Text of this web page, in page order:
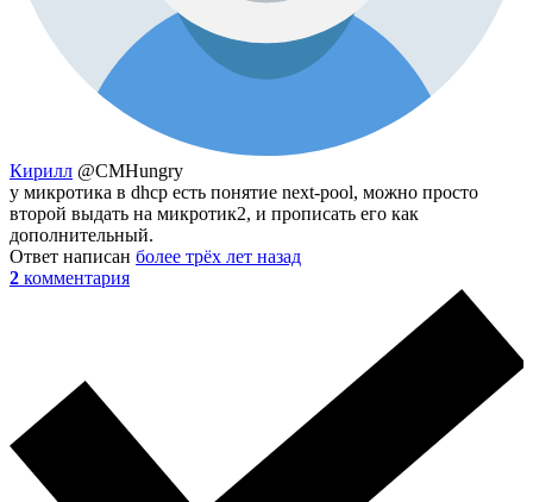
Кирилл @CMHungry
у микротика в dhcp есть понятие next-pool, можно просто
второй выдать на микротик2, и прописать его как
дополнительный.
Ответ написан более трёх лет назад
2 комментария